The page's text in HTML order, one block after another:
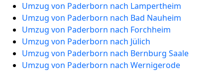
Umzug von Paderborn nach Lampertheim
Umzug von Paderborn nach Bad Nauheim
Umzug von Paderborn nach Forchheim
Umzug von Paderborn nach Jülich
Umzug von Paderborn nach Bernburg Saale
Umzug von Paderborn nach Wernigerode